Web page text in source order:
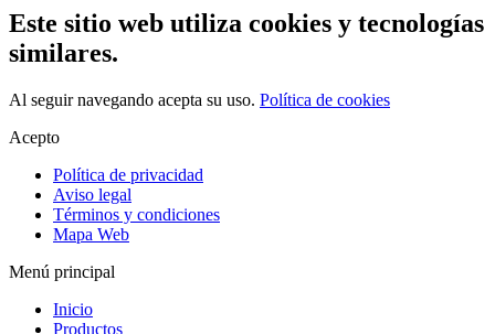
Este sitio web utiliza cookies y tecnologías
similares.
Al seguir navegando acepta su uso. Política de cookies
Acepto
Política de privacidad
Aviso legal
Términos y condiciones
Mapa Web
Menú principal
Inicio
Productos